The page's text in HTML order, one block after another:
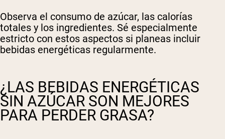
Observa el consumo de azúcar, las calorías
totales y los ingredientes. Sé especialmente
estricto con estos aspectos si planeas incluir
bebidas energéticas regularmente.
¿LAS BEBIDAS ENERGÉTICAS
SIN AZÚCAR SON MEJORES
PARA PERDER GRASA?